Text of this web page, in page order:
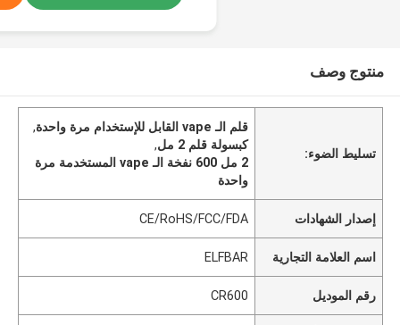
منتوج وصف
تسليط الضوء:
قلم الـ vape القابل للإستخدام مرة واحدة
,
كبسولة قلم 2 مل
,
2 مل 600 نفخة الـ vape المستخدمة مرة
واحدة
إصدار الشهادات CE/RoHS/FCC/FDA
اسم العلامة التجارية ELFBAR
رقم الموديل CR600